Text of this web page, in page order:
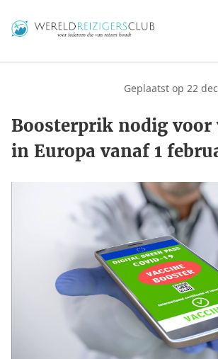
Geplaatst op 22
Boosterprik nodig voor
in Europa vanaf 1